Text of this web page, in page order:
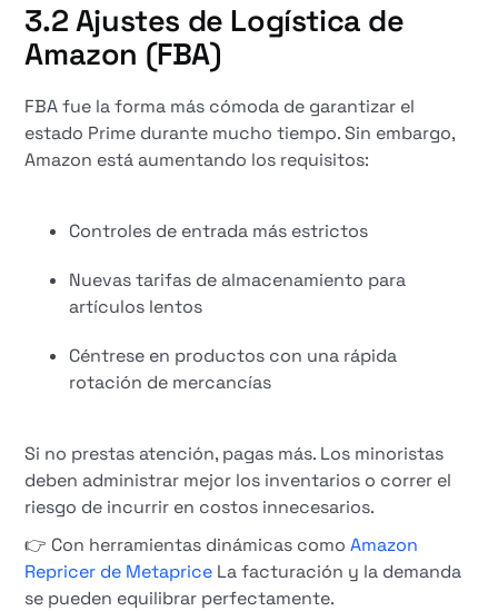
3.2 Ajustes de Logística de
Amazon (FBA)
FBA fue la forma más cómoda de garantizar el
estado Prime durante mucho tiempo. Sin embargo,
Amazon está aumentando los requisitos:
Controles de entrada más estrictos
Nuevas tarifas de almacenamiento para
artículos lentos
Céntrese en productos con una rápida
rotación de mercancías
Si no prestas atención, pagas más. Los minoristas
deben administrar mejor los inventarios o correr el
riesgo de incurrir en costos innecesarios.
👉 Con herramientas dinámicas comoAmazon
Repricer de Metaprice La facturación y la demanda
se pueden equilibrar perfectamente.